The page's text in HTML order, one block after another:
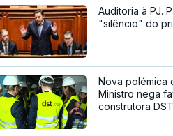
Auditoria à PJ.
"silêncio" do
Nova polémica
Ministro nega
construtora DST